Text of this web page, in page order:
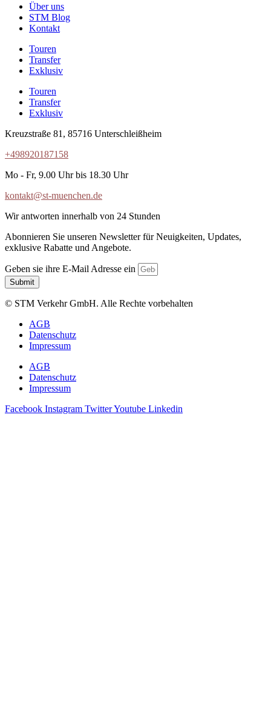
Über uns
STM Blog
Kontakt
Touren
Transfer
Exklusiv
Touren
Transfer
Exklusiv
Kreuzstraße 81, 85716 Unterschleißheim
+498920187158
Mo - Fr, 9.00 Uhr bis 18.30 Uhr
kontakt@st-muenchen.de
Wir antworten innerhalb von 24 Stunden
Abonnieren Sie unseren Newsletter für Neuigkeiten, Updates,
exklusive Rabatte und Angebote.
Geben sie ihre E-Mail Adresse ein
Submit
© STM Verkehr GmbH. Alle Rechte vorbehalten
AGB
Datenschutz
Impressum
AGB
Datenschutz
Impressum
Facebook Instagram TwitterYoutube Linkedin